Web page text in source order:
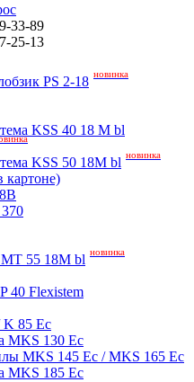
33-89
25-13
PS 2-18 новинка
KSS 40 18 M bl
KSS 50 18M bl новинка
картоне)
55 18M bl новинка
40 Flexistem
85 Ec
MKS 130 Ec
MKS 145 Ec / MKS 165 Ec
MKS 185 Ec